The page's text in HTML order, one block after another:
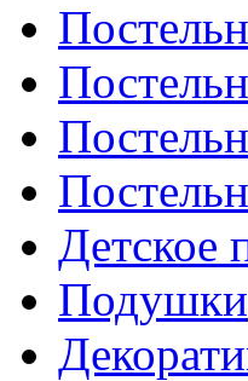
Детское
Подушки